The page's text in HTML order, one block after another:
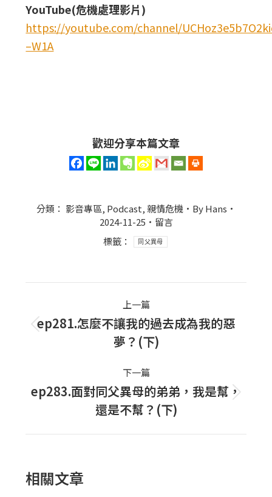
YouTube(危機處理影片)
https://youtube.com/channel/
–W1A
歡迎分享本篇文章
分類： 影音專區, Podcast,親情危機 ByHans
2024-11-25
留言
標籤：
同父異母
navigation
上一篇
上
一
篇
文
章：
ep281.怎麼不讓我的過去成為我的惡
夢？(下)
下一篇
下
一
篇
ep283.面對同父異母的弟弟，我是幫，
還是不幫？(下)
相關文章